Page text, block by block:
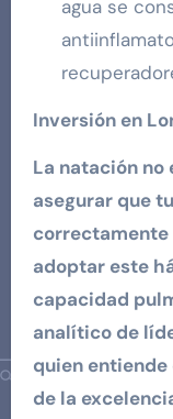
agua se
Inversión en
La natación no
asegurar que
correctamente
adoptar este
capacidad
analítico de
quien
de la